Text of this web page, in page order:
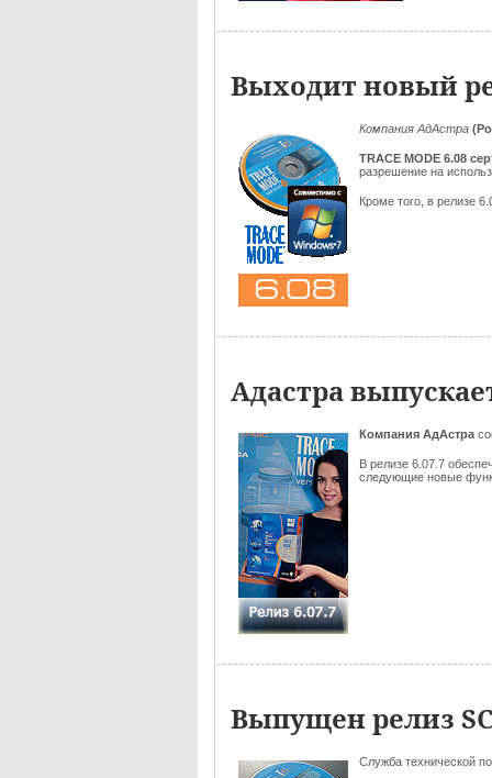
Выходит новый
Компания АдАстра
TRACE MODE 6.08
разрешение на
Кроме того, в релизе
Адастра
Компания АдАстра
В релизе 6.07.7
следующие новые
Выпущен релиз
Служба технической